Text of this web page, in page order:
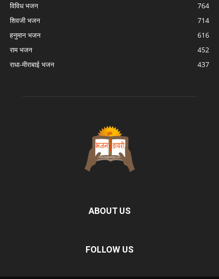
विविध भजन
764
शिवजी भजन
714
हनुमान भजन
616
राम भजन
452
राधा-मीराबाई भजन
437
ABOUT US
FOLLOW US